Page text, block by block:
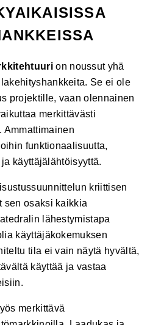
on noussut yhä
Se ei ole
projektille, vaan olennainen
merkittävästi
Ammattimainen
funktionaalisuutta,
käyttäjälähtöisyyttä.
kriittisen
sen osaksi kaikkia
lähestymistapa
käyttäjäkokemuksen
tila ei vain näytä hyvältä,
käyttää ja vastaa
merkittävä